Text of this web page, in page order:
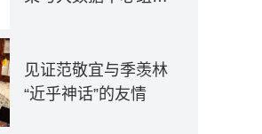
见证范敬宜与季羡林
“近乎神话”的友情